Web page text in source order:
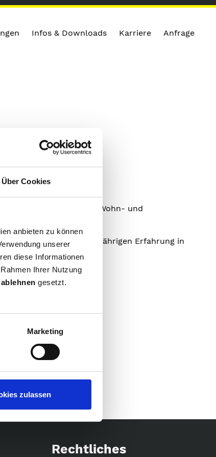
Über Cookies
anbieten zu können
unserer
diese Informationen
Ihrer Nutzung
ablehnen gesetzt.
Marketing
zulassen
Infos & Downloads Karriere Anfrage
Immobilienanlagen im Wohn- und
von unserer 27- jährigen Erfahrung in
Angebot.
Rechtliches